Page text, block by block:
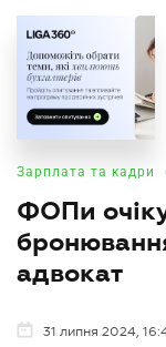
БУХГАЛТЕР
Зарплата та кадри
ФОПи
адвокат
31 липня 2024,